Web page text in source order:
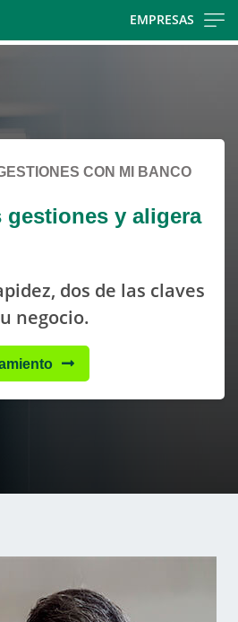
EMPRESAS
CON MI BANCO
y aligera
dos de las claves
negocio.